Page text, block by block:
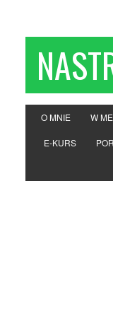
O MNIE W
E-KURS